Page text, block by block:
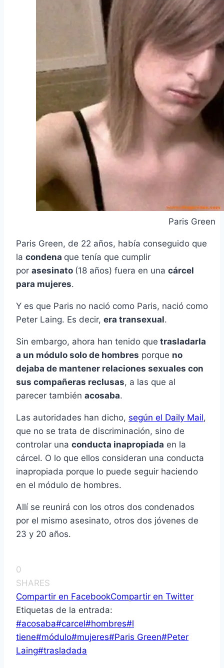
Paris Green
Paris Green, de 22 años, había conseguido que
la condena que tenía que cumplir
por asesinato (18 años) fuera en una cárcel
para mujeres.
Y es que Paris no nació como Paris, nació como
Peter Laing. Es decir, era transexual.
Sin embargo, ahora han tenido que trasladarla
a un módulo solo de hombres porque no
dejaba de mantener relaciones sexuales con
sus compañeras reclusas, a las que al
parecer también acosaba.
Las autoridades han dicho, según el Daily Mail,
que no se trata de discriminación, sino de
controlar una conducta inapropiada en la
cárcel. O lo que ellos consideran una conducta
inapropiada porque lo puede seguir haciendo
en el módulo de hombres.
Allí se reunirá con los otros dos condenados
por el mismo asesinato, otros dos jóvenes de
23 y 20 años.
0
SHARES
Compartir en FacebookCompartir en Twitter
Etiquetas de la entrada:
#acosaba#carcel#hombres#l
tiene#módulo#mujeres#Paris Green#Peter
Laing#trasladada